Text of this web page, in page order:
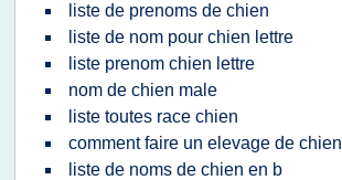
liste de prenoms de chien
liste de nom pour chien lettre
liste prenom chien lettre
nom de chien male
liste toutes race chien
comment faire un elevage de chien
liste de noms de chien en b